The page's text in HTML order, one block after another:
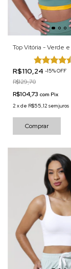
Top Vitória - Verde
R$110,24 -15%OFF
R$129,70
R$104,73 com Pix
2 xde R$55,12 sem juros
Comprar